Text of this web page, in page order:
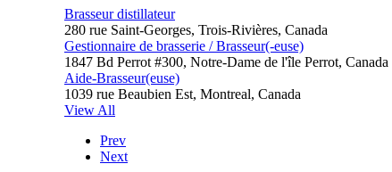
Brasseur distillateur
280 rue Saint-Georges, Trois-Rivières, Canada
Gestionnaire de brasserie / Brasseur(-euse)
1847 Bd Perrot #300, Notre-Dame de l'île Perrot, Canada
Aide-Brasseur(euse)
1039 rue Beaubien Est, Montreal, Canada
View All
Prev
Next